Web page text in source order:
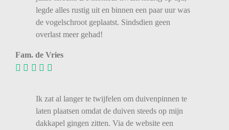
legde alles rustig uit en binnen een paar uur was
de vogelschroot geplaatst. Sindsdien geen
overlast meer gehad!
Fam. de Vries
Ik zat al langer te twijfelen om duivenpinnen te
laten plaatsen omdat de duiven steeds op mijn
dakkapel gingen zitten. Via de website een